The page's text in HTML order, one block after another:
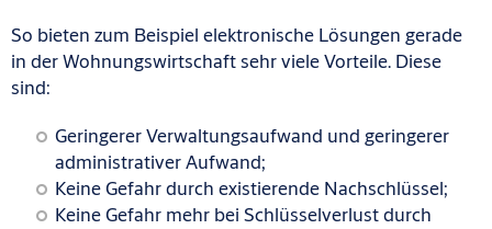
So bieten zum Beispiel elektronische Lösungen gerade
in der Wohnungswirtschaft sehr viele Vorteile. Diese
sind:
Geringerer Verwaltungsaufwand und geringerer
administrativer Aufwand;
Keine Gefahr durch existierende Nachschlüssel;
Keine Gefahr mehr bei Schlüsselverlust durch